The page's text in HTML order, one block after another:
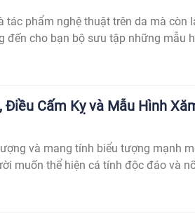
tác phẩm nghệ thuật trên da mà còn
đến cho bạn bộ sưu tập những mẫu
Cấm Kỵ và Mẫu Hình
và mang tính biểu tượng mạnh
muốn thể hiện cá tính độc đáo và